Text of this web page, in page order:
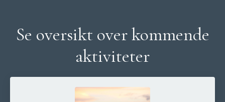
Se oversikt over kommende
aktiviteter